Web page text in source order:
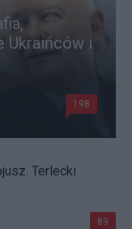
Ukraińców i
198
Terlecki
89